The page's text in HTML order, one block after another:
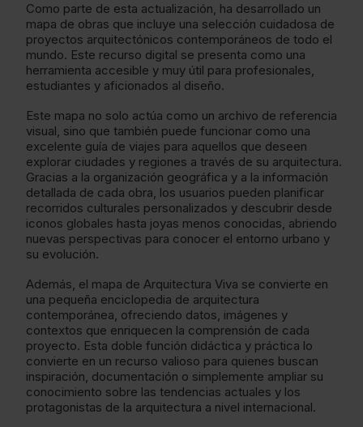
Como parte de esta actualización, ha desarrollado un
mapa de obras que incluye una selección cuidadosa de
proyectos arquitectónicos contemporáneos de todo el
mundo. Este recurso digital se presenta como una
herramienta accesible y muy útil para profesionales,
estudiantes y aficionados al diseño.
Este mapa no solo actúa como un archivo de referencia
visual, sino que también puede funcionar como una
excelente guía de viajes para aquellos que deseen
explorar ciudades y regiones a través de su arquitectura.
Gracias a la organización geográfica y a la información
detallada de cada obra, los usuarios pueden planificar
recorridos culturales personalizados y descubrir desde
iconos globales hasta joyas menos conocidas, abriendo
nuevas perspectivas para conocer el entorno urbano y
su evolución.
Además, el mapa de Arquitectura Viva se convierte en
una pequeña enciclopedia de arquitectura
contemporánea, ofreciendo datos, imágenes y
contextos que enriquecen la comprensión de cada
proyecto. Esta doble función didáctica y práctica lo
convierte en un recurso valioso para quienes buscan
inspiración, documentación o simplemente ampliar su
conocimiento sobre las tendencias actuales y los
protagonistas de la arquitectura a nivel internacional.